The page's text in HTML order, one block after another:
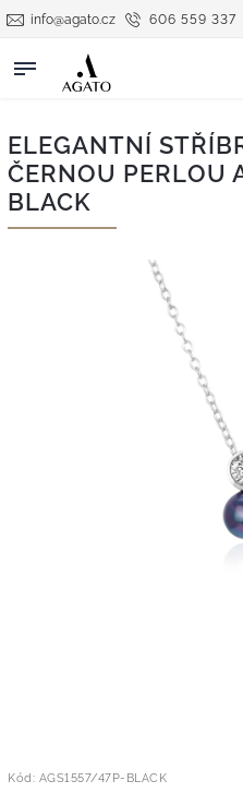
606 559 337
info@agato.cz
ELEGANTNÍ
ČERNOU PERLOU
BLACK
Kód: AGS1557/47P-BLACK